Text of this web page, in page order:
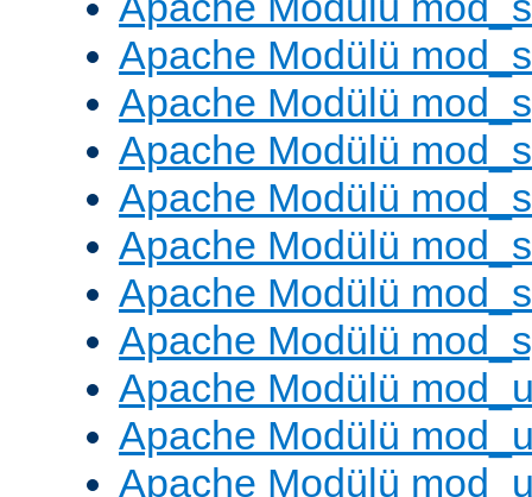
Apache Modülü
Apache Modülü
Apache Modülü
Apache Modülü
Apache Modülü
Apache Modülü
Apache Modülü
Apache Modülü
Apache Modülü
Apache Modülü